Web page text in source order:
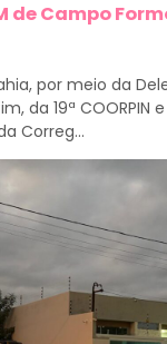
de Campo
por meio da
da 19ª COORPIN
Correg...